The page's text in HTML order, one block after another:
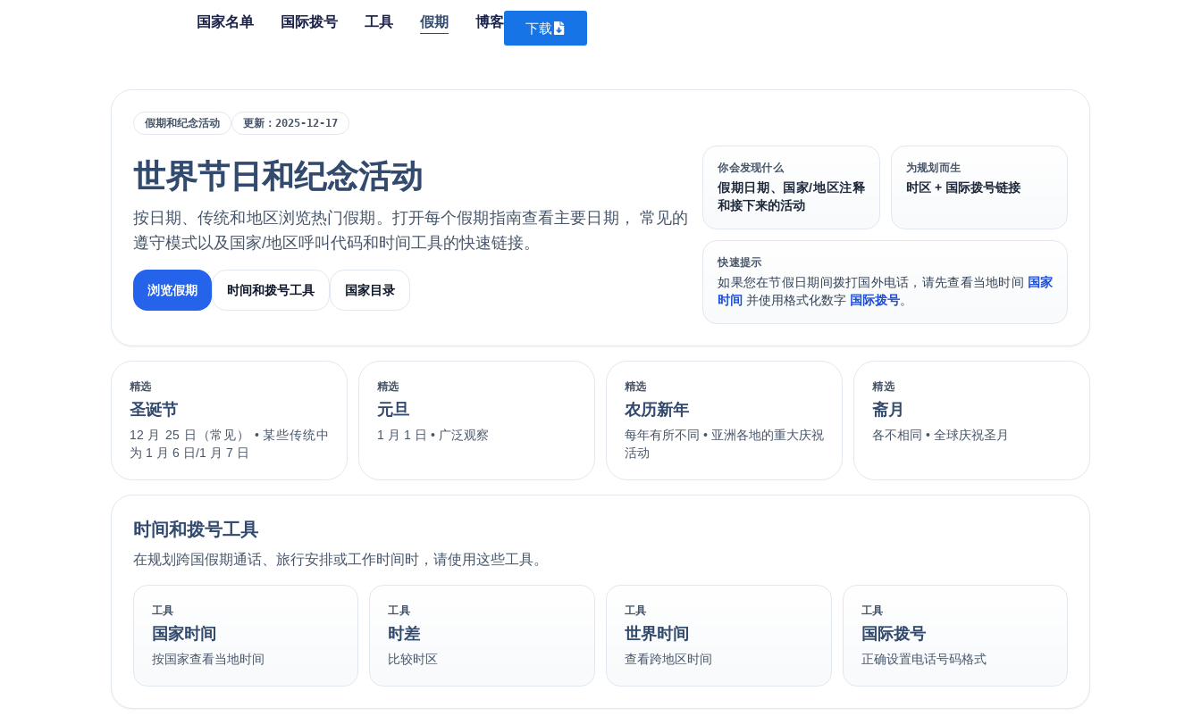
国家名单 国际拨号 工具 假期 博客 下载
假期和纪念活动 更新： 2025-12-17
世界节日和纪念活动
按日期、传统和地区浏览热门假期。打开每个假期指南查看主要日期， 常见的
遵守模式以及国家/地区呼叫代码和时间工具的快速链接。
浏览假期 时间和拨号工具 国家目录
你会发现什么
假期日期、国家/地区注释
和接下来的活动
为规划而生
时区 + 国际拨号链接
快速提示
如果您在节假日期间拨打国外电话，请先查看当地时间 国家
时间 并使用格式化数字 国际拨号。
精选
圣诞节
12 月 25 日（常见） • 某些传统中
为 1 月 6 日/1 月 7 日
精选
元旦
1 月 1 日 • 广泛观察
精选
农历新年
每年有所不同 • 亚洲各地的重大庆祝
活动
精选
斋月
各不相同 • 全球庆祝圣月
时间和拨号工具
在规划跨国假期通话、旅行安排或工作时间时，请使用这些工具。
工具
国家时间
按国家查看当地时间
工具
时差
比较时区
工具
世界时间
查看跨地区时间
工具
国际拨号
正确设置电话号码格式